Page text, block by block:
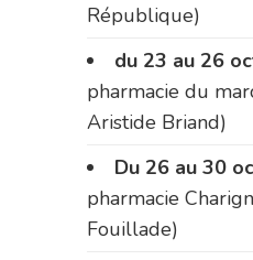
République)
du 23 au 26
pharmacie du
Aristide Briand)
Du 26 au 30
pharmacie
Fouillade)